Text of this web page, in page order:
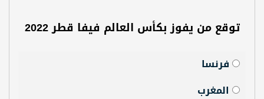
توقع من يفوز بكأس العالم فيفا قطر 2022
فرنسا
المغرب